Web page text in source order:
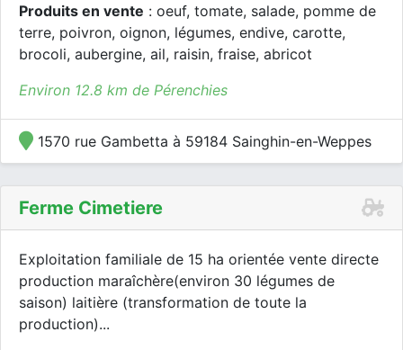
Produits en vente : oeuf, tomate, salade, pomme de
terre, poivron, oignon, légumes, endive, carotte,
brocoli, aubergine, ail, raisin, fraise, abricot
Environ 12.8 km de Pérenchies
1570 rue Gambetta à 59184 Sainghin-en-Weppes
Ferme Cimetiere
Exploitation familiale de 15 ha orientée vente directe
production maraîchère(environ 30 légumes de
saison) laitière (transformation de toute la
production)...